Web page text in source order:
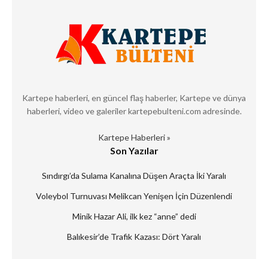
Kartepe haberleri, en güncel flaş haberler, Kartepe ve dünya
haberleri, video ve galeriler kartepebulteni.com adresinde.
Kartepe Haberleri »
Son Yazılar
Sındırgı’da Sulama Kanalına Düşen Araçta İki Yaralı
Voleybol Turnuvası Melikcan Yenişen İçin Düzenlendi
Minik Hazar Ali, ilk kez “anne” dedi
Balıkesir’de Trafik Kazası: Dört Yaralı